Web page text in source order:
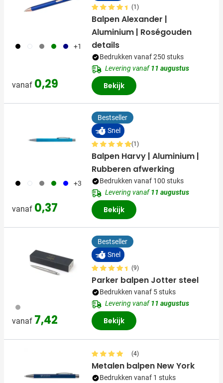
001 002 003 004 536 +1
vanaf 0,29
(1)
Balpen Alexander |
Aluminium | Roségouden
details
Bedrukken vanaf 250 stuks
Levering vanaf11 augustus
Bekijk
001 002 003 004 005 +3
vanaf 0,37
Bestseller
Snel
(1)
Balpen Harvy | Aluminium |
Rubberen afwerking
Bedrukken vanaf 100 stuks
Levering vanaf11 augustus
Bekijk
032
vanaf 7,42
Bestseller
Snel
(9)
Parker balpen Jotter steel
Bedrukken vanaf 5 stuks
Levering vanaf11 augustus
Bekijk
(4)
Metalen balpen New York
Bedrukken vanaf 1 stuks